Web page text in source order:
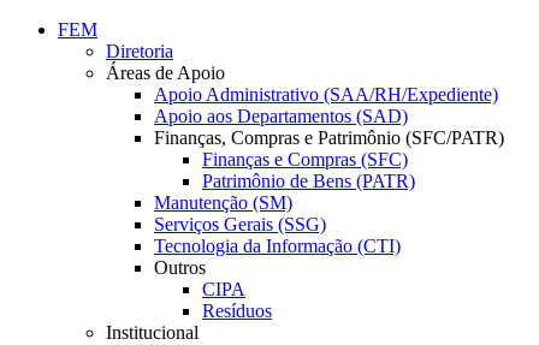
Conteúdo principal
FEM
Diretoria
Áreas de Apoio
Apoio Administrativo (SAA/RH/Expediente)
Apoio aos Departamentos (SAD)
Finanças, Compras e Patrimônio (SFC/PATR)
Finanças e Compras (SFC)
Patrimônio de Bens (PATR)
Manutenção (SM)
Serviços Gerais (SSG)
Tecnologia da Informação (CTI)
Outros
CIPA
Resíduos
Institucional